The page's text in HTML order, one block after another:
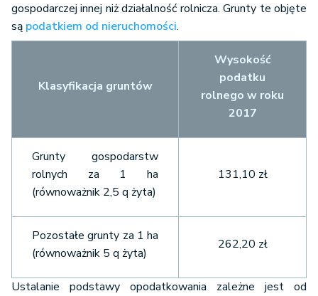
gospodarczej innej niż działalność rolnicza. Grunty te objęte
są podatkiem od nieruchomości.
Klasyfikacja gruntów
Wysokość
podatku
rolnego w roku
2017
Grunty gospodarstw
rolnych za 1 ha
(równoważnik 2,5 q żyta)
131,10 zł
Pozostałe grunty za 1 ha
(równoważnik 5 q żyta)
262,20 zł
Ustalanie podstawy opodatkowania zależne jest od